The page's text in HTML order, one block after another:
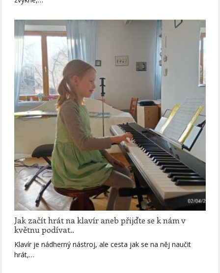
Jak začít hrát na klavír aneb přijďte se k nám v
květnu podívat..
Klavír je nádherný nástroj, ale cesta jak se na něj naučit
hrát,…